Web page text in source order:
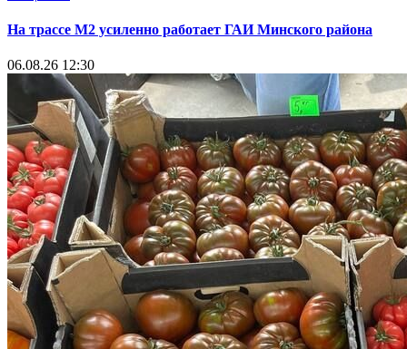
На трассе М2 усиленно работает ГАИ Минского района
06.08.26 12:30